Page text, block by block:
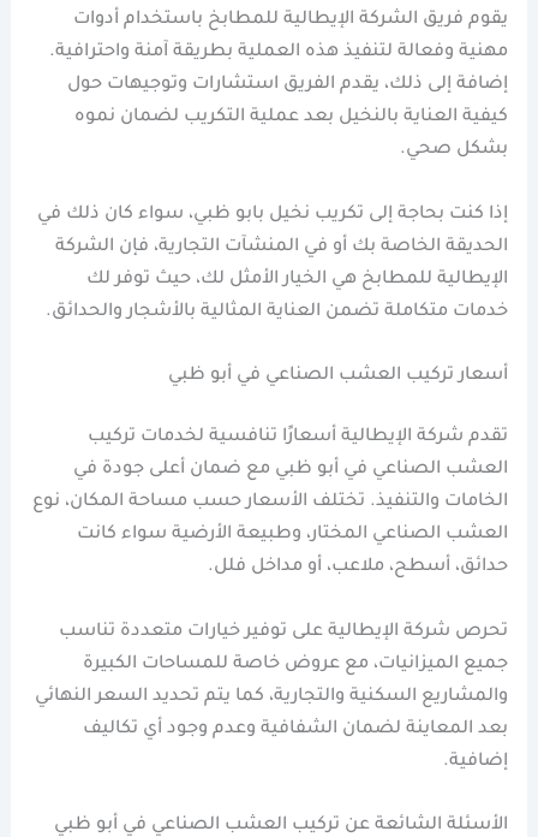
يقوم فريق الشركة الإيطالية للمطابخ باستخدام أدوات
مهنية وفعالة لتنفيذ هذه العملية بطريقة آمنة واحترافية.
إضافة إلى ذلك، يقدم الفريق استشارات وتوجيهات حول
كيفية العناية بالنخيل بعد عملية التكريب لضمان نموه
بشكل صحي.
إذا كنت بحاجة إلى تكريب نخيل بابو ظبي، سواء كان ذلك في
الحديقة الخاصة بك أو في المنشآت التجارية، فإن الشركة
الإيطالية للمطابخ هي الخيار الأمثل لك، حيث توفر لك
خدمات متكاملة تضمن العناية المثالية بالأشجار والحدائق.
أسعار تركيب العشب الصناعي في أبو ظبي
تقدم شركة الإيطالية أسعارًا تنافسية لخدمات تركيب
العشب الصناعي في أبو ظبي مع ضمان أعلى جودة في
الخامات والتنفيذ. تختلف الأسعار حسب مساحة المكان، نوع
العشب الصناعي المختار، وطبيعة الأرضية سواء كانت
حدائق، أسطح، ملاعب، أو مداخل فلل.
تحرص شركة الإيطالية على توفير خيارات متعددة تناسب
جميع الميزانيات، مع عروض خاصة للمساحات الكبيرة
والمشاريع السكنية والتجارية، كما يتم تحديد السعر النهائي
بعد المعاينة لضمان الشفافية وعدم وجود أي تكاليف
إضافية.
الأسئلة الشائعة عن تركيب العشب الصناعي في أبو ظبي